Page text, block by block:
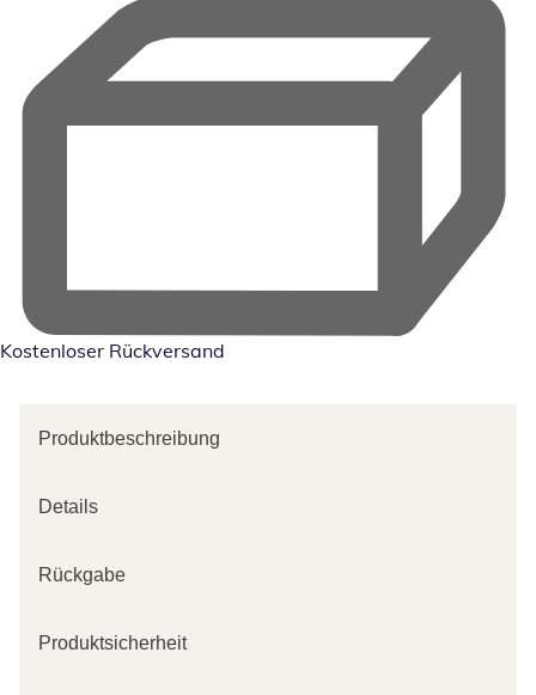
Kostenloser Rückversand
Produktbeschreibung
Details
Rückgabe
Produktsicherheit